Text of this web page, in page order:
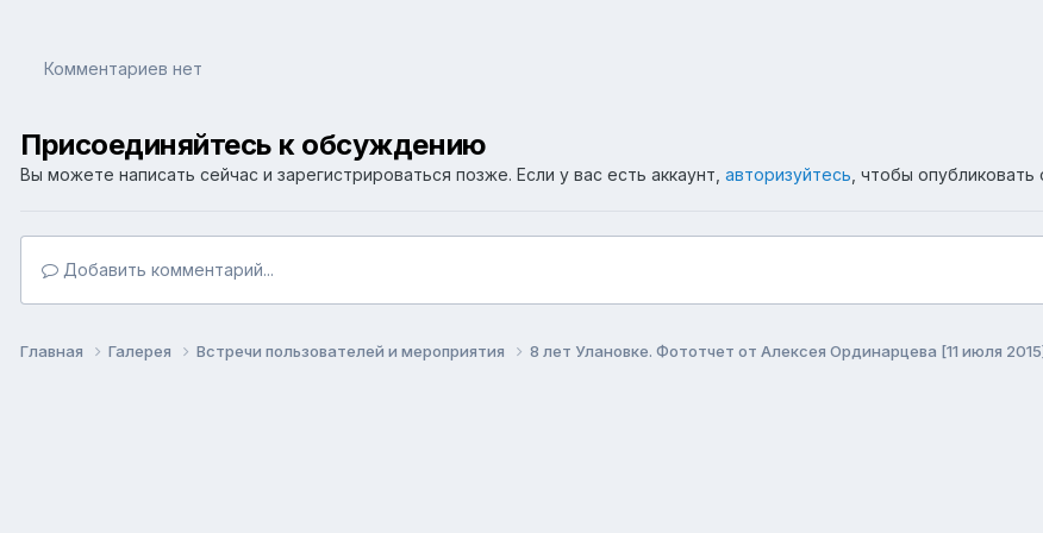
Комментариев нет
Присоединяйтесь к обсуждению
Вы можете написать сейчас и зарегистрироваться позже. Если у вас есть аккаунт, авторизуйтесь , чтобы
Добавить комментарий...
Главная Галерея Встречи пользователей и мероприятия 8 лет Улановке. Фототчет от Алексея Ординарцева [11 июля